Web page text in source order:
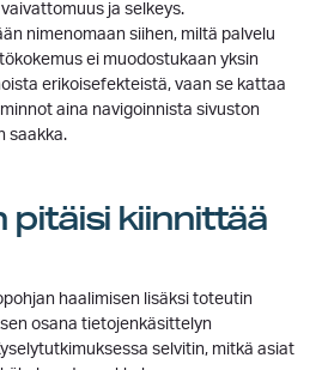
ja selkeys.
nimenomaan siihen, miltä palvelu
ei muodostukaan yksin
erikoisefekteistä, vaan se kattaa
aina navigoinnista sivuston
saakka.
pitäisi kiinnittää
haalimisen lisäksi toteutin
osana tietojenkäsittelyn
selvitin, mitkä asiat